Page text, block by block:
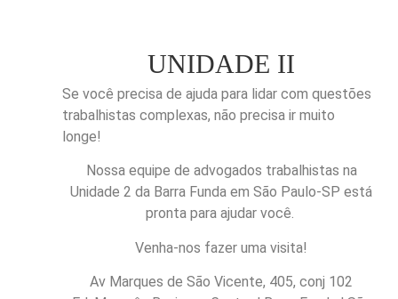
UNIDADE II
Se você precisa de ajuda para lidar com questões
trabalhistas complexas, não precisa ir muito
longe!
Nossa equipe de advogados trabalhistas na
Unidade 2 da Barra Funda em São Paulo-SP está
pronta para ajudar você.
Venha-nos fazer uma visita!
Av Marques de São Vicente, 405, conj 102